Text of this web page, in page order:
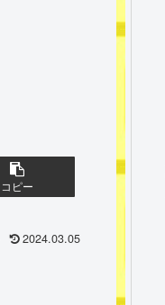
コピー
2024.03.05